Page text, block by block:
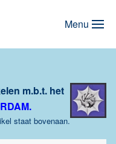
Menu
m.b.t. het
staat bovenaan.